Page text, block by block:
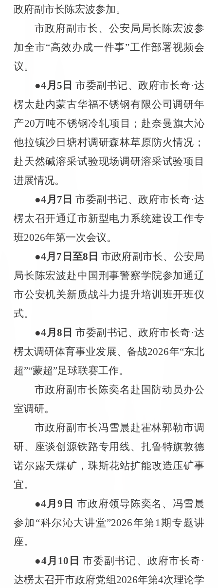
政府副市长陈宏波参加。
市政府副市长、公安局局长陈宏波参
加全市“高效办成一件事”工作部署视频会
议。
●4 月 5 日市委副书记、政府市长奇·达
楞太赴内蒙古华福不锈钢有限公司调研年
产20万吨不锈钢冷轧项目；赴奈曼旗大沁
他拉镇沙日塘村调研森林草原防火情况；
赴天然碱溶采试验现场调研溶采试验项目
进展情况。
●4 月 7 日市委副书记、政府市长奇·达
楞太召开通辽市新型电力系统建设工作专
班2026年第一次会议。
●4 月 7 日至8 日 市政府副市长、公安局
局长陈宏波赴中国刑事警察学院参加通辽
市公安机关新质战斗力提升培训班开班仪
式。
●4 月8 日市委副书记、政府市长奇·达
楞太调研体育事业发展、备战2026年“东北
超”“蒙超”足球联赛工作。
市政府副市长陈奕名赴国防动员办公
室调研。
市政府副市长冯雪晨赴霍林郭勒市调
研、座谈创源铁路专用线、扎鲁特旗敦德
诺尔露天煤矿，珠斯花站扩能改造压矿事
宜。
●4 月9 日市政府领导陈奕名、冯雪晨
参加“科尔沁大讲堂”2026年第 1 期专题讲
座。
●4 月 10 日市委副书记、政府市长奇·
达楞太召开市政府党组2026年第4次理论学